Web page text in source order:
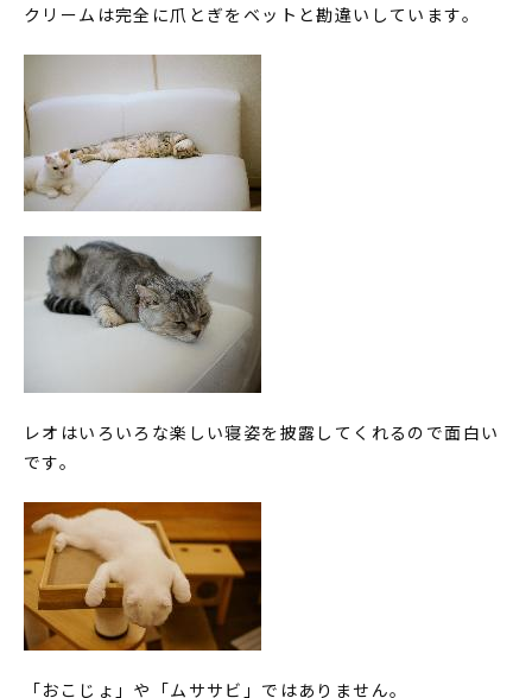
クリームは完全に爪とぎをベットと勘違いしています。
レオはいろいろな楽しい寝姿を披露してくれるので面白い
です。
「おこじょ」や「ムササビ」ではありません。